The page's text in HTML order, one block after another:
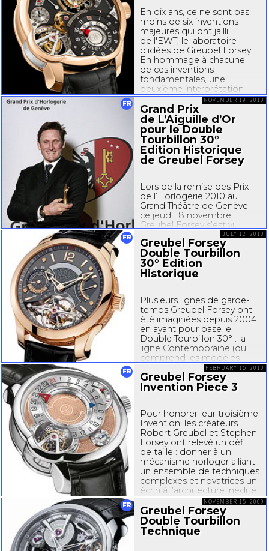
d’horlogerie du Locle, en
Suisse. Doté d’un double
tourbillon dont l’une des
cages est inclinée à 30°, le
DT30T a obtenu...
En dix ans, ce ne sont pas
moins de six inventions
majeures qui ont jailli
de l'EWT, le laboratoire
d’idées de Greubel Forsey.
En hommage à chacune
de ces inventions
fondamentales, une
deuxième interprétation
créative voit le jour après les
garde-temps classiques :
Les Invention...
FR
Grand Prix
de L’Aiguille d’Or
pour le Double
Tourbillon 30°
Edition Historique
de Greubel Forsey
Lors de la remise des Prix
de l’Horlogerie 2010 au
Grand Théâtre de Genève
ce jeudi 18 novembre,
Greubel Forsey s’est vu
remettre le Grand Prix de
« L’Aiguille d’Or » pour son
Double Tourbillon 30°
Edition Historique en or
rouge 5N, soit le meilleur
garde‐temps de l’année...
NOVEMBER 19, 2010
FR
Greubel Forsey
Double Tourbillon
30° Edition
Historique
Plusieurs lignes de garde-
temps Greubel Forsey ont
été imaginées depuis 2004
en ayant pour base le
Double Tourbillon 30° : la
ligne Contemporaine (qui
comprend les modèles
Vision et Secret), la ligne
Invention (qui comprend les
modèles Invention Piece 1),
JULY 12, 2010
FR
Greubel Forsey
Invention Piece 3
Pour honorer leur troisième
Invention, les créateurs
Robert Greubel et Stephen
Forsey ont relevé un défi
de taille : donner à un
mécanisme horloger alliant
un ensemble de techniques
complexes et novatrices un
écrin à l’architecture inédite.
La réalisation de cette
montre au...
FEBRUARY 15, 2010
FR
Greubel Forsey
Double Tourbillon
Technique
NOVEMBER 15, 2009